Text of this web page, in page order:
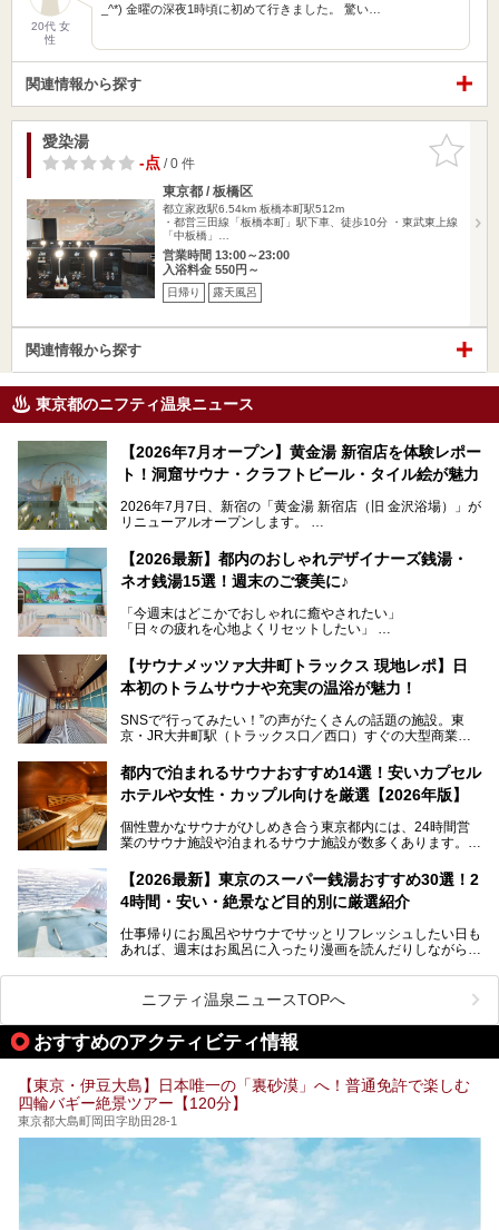
20代 女
性
_^*) 金曜の深夜1時頃に初めて行きました。 驚い…
関連情報から探す
お気に入
りに追加
愛染湯
-点/ 0 件
東京都 / 板橋区
都立家政駅6.54km 板橋本町駅512m
・都営三田線「板橋本町」駅下車、徒歩10分 ・東武東上線
「中板橋」…
営業時間 13:00～23:00
入浴料金 550円～
日帰り 露天風呂
関連情報から探す
東京都のニフティ温泉ニュース
【2026年7月オープン】黄金湯 新宿店を体験レポー
ト！洞窟サウナ・クラフトビール・タイル絵が魅力
2026年7月7日、新宿の「黄金湯 新宿店（旧 金沢浴場）」が
リニューアルオープンします。
レトロでノスタルジックなタイル絵はそのまま、昔からここ
を知る地元の人にも、新しく足を運んでくれる人にも愛され
る、今の時代の"銭湯"として生まれ変わりました。洞窟のよ
ビアバーなど、新しく登場したスポットも併せて紹介しま
す。充実した設備があるのに、基本の入浴料が銭湯価格の5
【2026最新】都内のおしゃれデザイナーズ銭湯・
ネオ銭湯15選！週末のご褒美に♪
「今週末はどこかでおしゃれに癒やされたい」
「日々の疲れを心地よくリセットしたい」
となっている新しいスタイルの銭湯です。
最近、SNSやメディアで「デザイナーズ銭湯」や「ネオ銭
本記事では、そもそもこれらがどんな銭湯なのか、その気に
いおしゃれな名店15選を、おすすめの順番で一挙にご紹介
します。
【サウナメッツァ大井町トラックス 現地レポ】日
本初のトラムサウナや充実の温浴が魅力！
SNSで“行ってみたい！”の声がたくさんの話題の施設。東
京・JR大井町駅（トラックス口／西口）すぐの大型商業施
ツァ大井町トラックス」がニューオープン。施設の様子をレ
ポ―トします。
都内で泊まれるサウナおすすめ14選！安いカプセル
ホテルや女性・カップル向けを厳選【2026年版】
個性豊かなサウナがひしめき合う東京都内には、24時間営
業のサウナ施設や泊まれるサウナ施設が数多くあります。
を旅の目的とする「サ旅」や自分へのご褒美のための宿泊な
ど、自分の好きなタイミングで好きなだけサ活ができるのが
魅力です。
最近では、男性専用施設だけでなく、カップルや女性に嬉し
い個室サウナも増えてきました。
ら、特におすすめしたい施設14選をご紹介します。
してみてください。
【2026最新】東京のスーパー銭湯おすすめ30選！2
4時間・安い・絶景など目的別に厳選紹介
仕事帰りにお風呂やサウナでサッとリフレッシュしたい日も
あれば、週末はお風呂に入ったり漫画を読んだりしながら一
また、終電を逃してしまい、「このまま朝までゆっくりでき
る場所があれば」と探した経験がある人も多いのではないで
しょうか。
そこで本記事では、東京でおすすめのスーパー銭湯を、目的
24時間営業で宿泊できる施設や、1,000円以下で楽しめる安
い施設、デートや休日レジャーにもぴったりなエンタメ要素
が充実した施設など、利用のシーンに合わせて参考にしてく
ださい。
ニフティ温泉ニュースTOPへ
おすすめのアクティビティ情報
【東京・伊豆大島】日本唯一の「裏砂漠」へ！普通免許で楽しむ
四輪バギー絶景ツアー【120分】
東京都大島町岡田字助田28-1